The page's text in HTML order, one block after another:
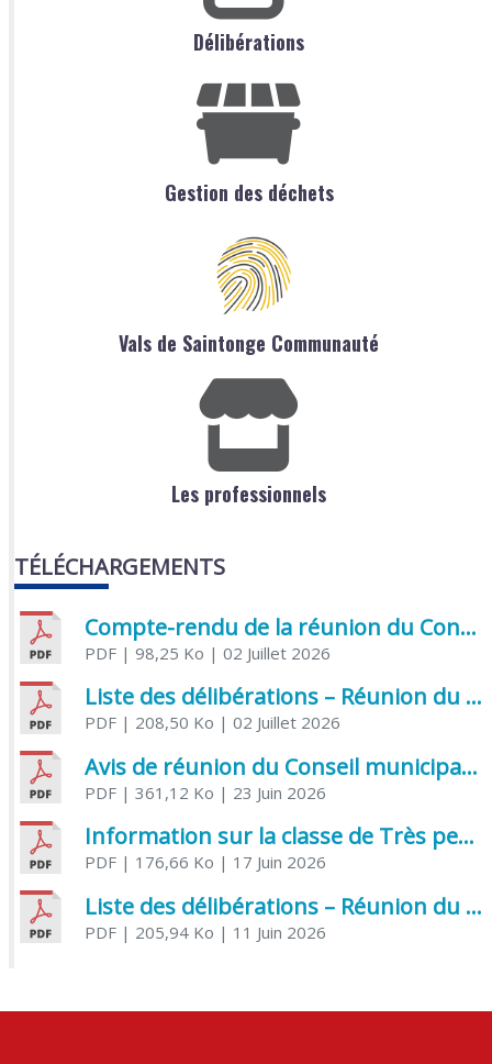
Délibérations
Gestion des déchets
Vals de Saintonge Communauté
Les professionnels
TÉLÉCHARGEMENTS
Compte-rendu de la réunion du Conseil municipal du 05 juin 2026
PDF| 98,25 Ko | 02 Juillet 2026
Liste des délibérations – Réunion du Conseil municipal du 1er juillet 2026
PDF| 208,50 Ko | 02 Juillet 2026
Avis de réunion du Conseil municipal du 1er juillet 2026
PDF| 361,12 Ko | 23 Juin 2026
Information sur la classe de Très petite section à Saint Jean d’Angély
PDF| 176,66 Ko | 17 Juin 2026
Liste des délibérations – Réunion du Conseil municipal du 05 juin 2026
PDF| 205,94 Ko | 11 Juin 2026